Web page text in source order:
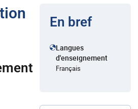
En bref
Langues
d'enseignement
Français